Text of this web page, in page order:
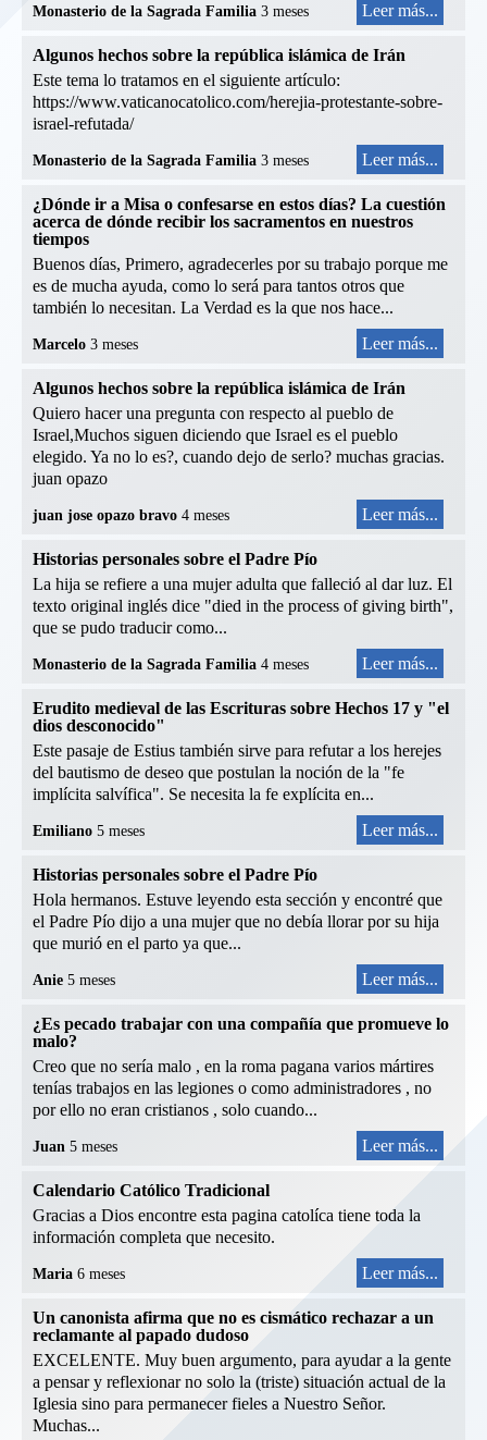
Monasterio de la Sagrada Familia 3 meses Leer más...
Algunos hechos sobre la república islámica de Irán
Este tema lo tratamos en el siguiente artículo:
https://www.vaticanocatolico.com/herejia-protestante-sobre-
israel-refutada/
Monasterio de la Sagrada Familia 3 meses Leer más...
¿Dónde ir a Misa o confesarse en estos días? La cuestión
acerca de dónde recibir los sacramentos en nuestros
tiempos
Buenos días, Primero, agradecerles por su trabajo porque me
es de mucha ayuda, como lo será para tantos otros que
también lo necesitan. La Verdad es la que nos hace...
Marcelo 3 meses Leer más...
Algunos hechos sobre la república islámica de Irán
Quiero hacer una pregunta con respecto al pueblo de
Israel,Muchos siguen diciendo que Israel es el pueblo
elegido. Ya no lo es?, cuando dejo de serlo? muchas gracias.
juan opazo
juan jose opazo bravo 4 meses Leer más...
Historias personales sobre el Padre Pío
La hija se refiere a una mujer adulta que falleció al dar luz. El
texto original inglés dice "died in the process of giving birth",
que se pudo traducir como...
Monasterio de la Sagrada Familia 4 meses Leer más...
Erudito medieval de las Escrituras sobre Hechos 17 y "el
dios desconocido"
Este pasaje de Estius también sirve para refutar a los herejes
del bautismo de deseo que postulan la noción de la "fe
implícita salvífica". Se necesita la fe explícita en...
Emiliano 5 meses Leer más...
Historias personales sobre el Padre Pío
Hola hermanos. Estuve leyendo esta sección y encontré que
el Padre Pío dijo a una mujer que no debía llorar por su hija
que murió en el parto ya que...
Anie 5 meses Leer más...
¿Es pecado trabajar con una compañía que promueve lo
malo?
Creo que no sería malo , en la roma pagana varios mártires
tenías trabajos en las legiones o como administradores , no
por ello no eran cristianos , solo cuando...
Juan 5 meses Leer más...
Calendario Católico Tradicional
Gracias a Dios encontre esta pagina catolíca tiene toda la
información completa que necesito.
Maria 6 meses Leer más...
Un canonista afirma que no es cismático rechazar a un
reclamante al papado dudoso
EXCELENTE. Muy buen argumento, para ayudar a la gente
a pensar y reflexionar no solo la (triste) situación actual de la
Iglesia sino para permanecer fieles a Nuestro Señor.
Muchas...